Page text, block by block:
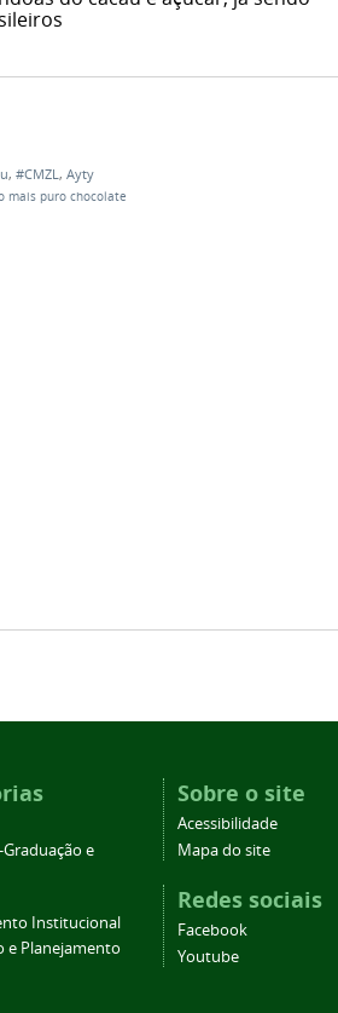
, #CMZL, Ayty
mais puro chocolate
Graduação e
Institucional
e Planejamento
Sobre o site
Acessibilidade
Mapa do site
Redes sociais
Facebook
Youtube